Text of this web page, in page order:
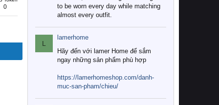
0
to be worn every day while matching
almost every outfit.
L
lamerhome
Hãy đến với lamer Home để sắm
ngay những sản phẩm phù hợp
https://lamerhomeshop.com/danh-
muc-san-pham/chieu/